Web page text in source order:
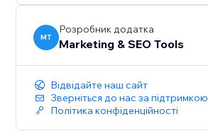
MT
Розробник додатка
Marketing & SEO Tools
Відвідайте наш сайт
Зверніться до нас за підтримкою
Політика конфіденційності